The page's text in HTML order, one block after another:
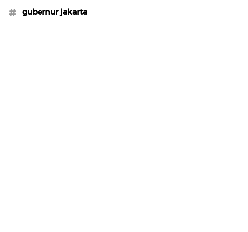
#gubernur jakarta